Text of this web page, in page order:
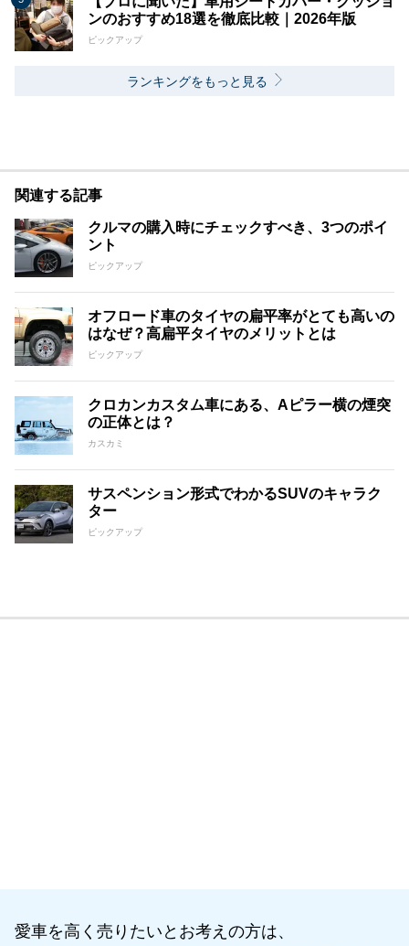
ンのおすすめ18選を徹底比較｜2026年版
ピックアップ
ランキングをもっと見る
関連する記事
クルマの購入時にチェックすべき、3つのポイ
ント
ピックアップ
オフロード車のタイヤの扁平率がとても高いの
はなぜ？高扁平タイヤのメリットとは
ピックアップ
クロカンカスタム車にある、Aピラー横の煙突
の正体とは？
カスカミ
サスペンション形式でわかるSUVのキャラク
ター
ピックアップ
愛車を高く売りたいとお考えの方は、